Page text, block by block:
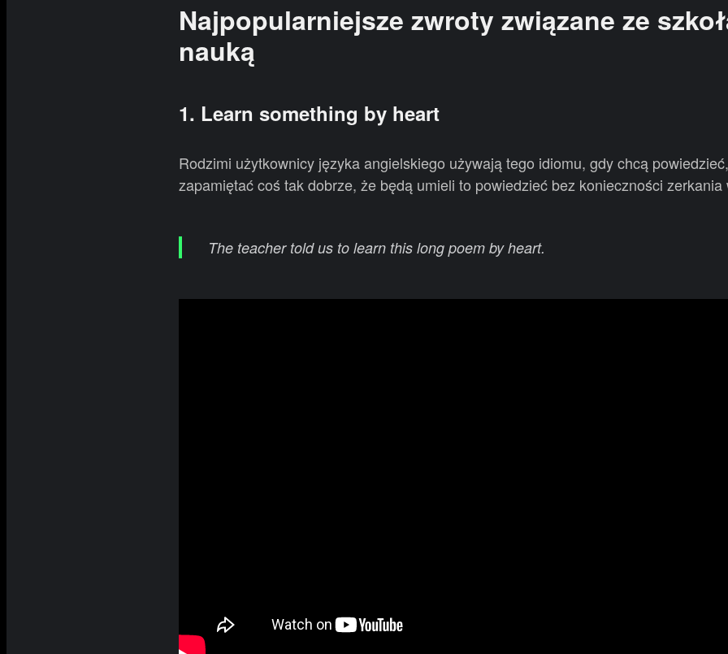
Najpopularniejsze zwroty związane ze
nauką
1. Learn something by heart
Rodzimi użytkownicy języka angielskiego używają tego idiomu, gdy chcą
zapamiętać coś tak dobrze, że będą umieli to powiedzieć bez konieczności zerkania
The teacher told us to learn this long poem by heart.